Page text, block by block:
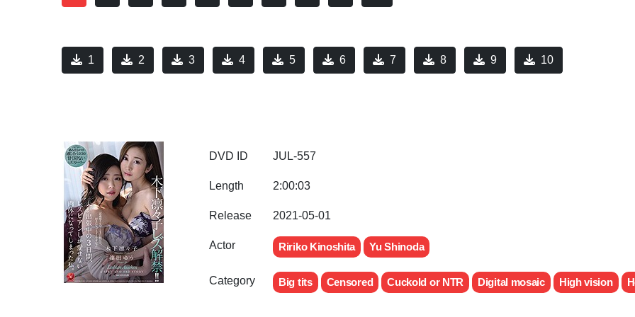
1 2 3 4 5 6 7 8 9 10
DVD ID JUL-557
Length 2:00:03
Release 2021-05-01
Actor Ririko Kinoshita Yu Shinoda
Category Big tits Censored Cuckold or NTR Digital mosaic High vision